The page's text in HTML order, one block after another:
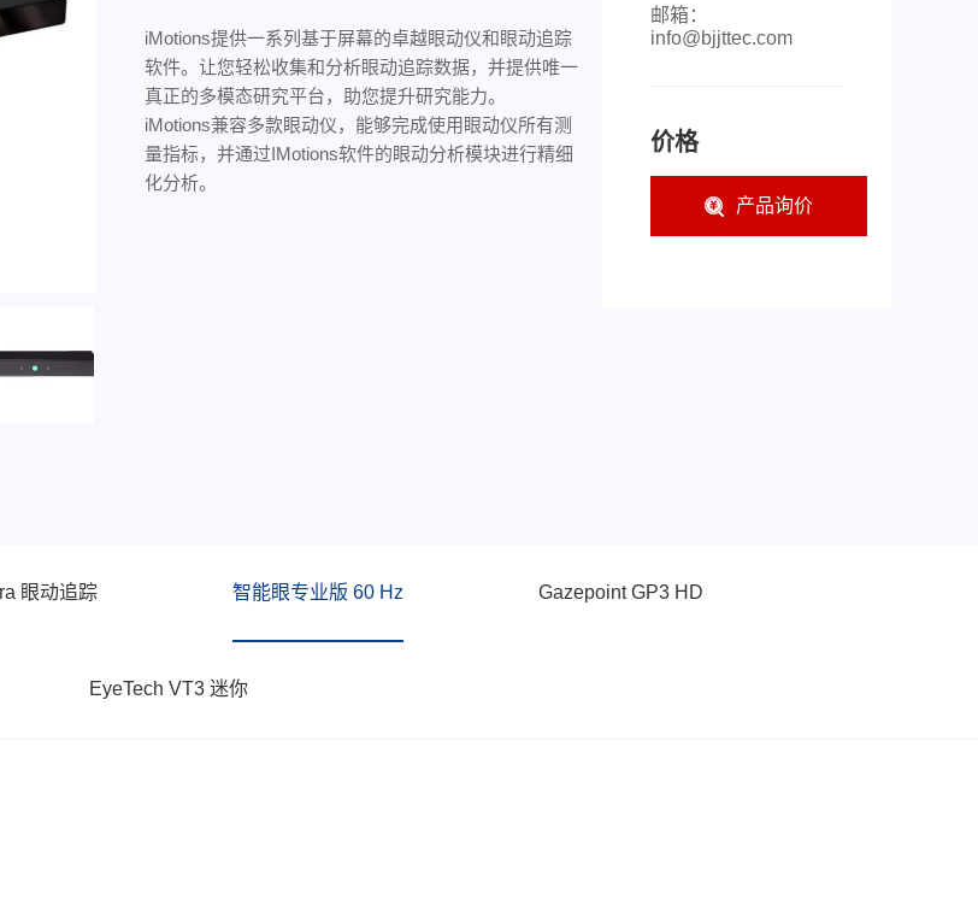
iMotions提供一系列基于屏幕的卓越眼动仪和眼动追踪
软件。让您轻松收集和分析眼动追踪数据，并提供唯一
真正的多模态研究平台，助您提升研究能力。
iMotions兼容多款眼动仪，能够完成使用眼动仪所有测
量指标，并通过IMotions软件的眼动分析模块进行精细
化分析。
邮箱：
info@bjjttec.com
价格
产品询价
眼动追踪 智能眼专业版 60 Hz Gazepoint GP3 HD
EyeTech VT3 迷你